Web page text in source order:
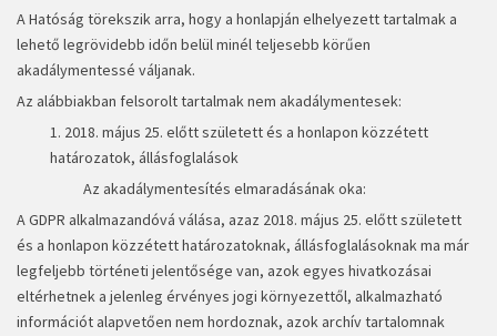
A Hatóság törekszik arra, hogy a honlapján elhelyezett tartalmak a
lehető legrövidebb időn belül minél teljesebb körűen
akadálymentessé váljanak.
Az alábbiakban felsorolt tartalmak nem akadálymentesek:
1. 2018. május 25. előtt született és a honlapon közzétett
határozatok, állásfoglalások
Az akadálymentesítés elmaradásának oka:
A GDPR alkalmazandóvá válása, azaz 2018. május 25. előtt született
és a honlapon közzétett határozatoknak, állásfoglalásoknak ma már
legfeljebb történeti jelentősége van, azok egyes hivatkozásai
eltérhetnek a jelenleg érvényes jogi környezettől, alkalmazható
információt alapvetően nem hordoznak, azok archív tartalomnak